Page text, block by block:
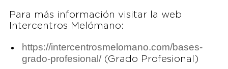
Para más información visitar la web
Intercentros Melómano:
https://intercentrosmelomano.com/bases-
grado-profesional/(Grado Profesional)